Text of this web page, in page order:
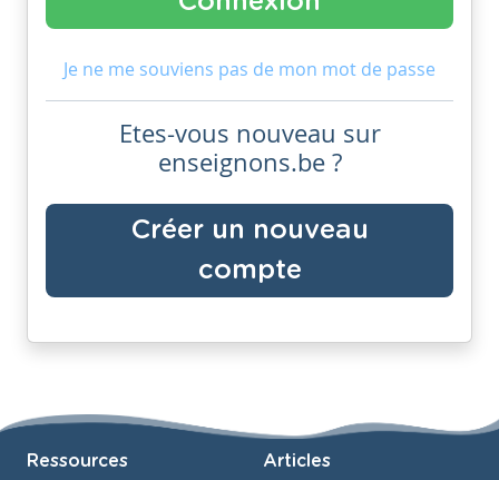
Je ne me souviens pas de mon mot de passe
Etes-vous nouveau sur
enseignons.be ?
Créer un nouveau
compte
Ressources Articles